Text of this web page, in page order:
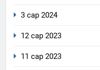
3 сар 2024
12 сар 2023
11 сар 2023